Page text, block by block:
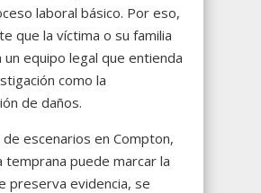
laboral básico. Por eso,
que la víctima o su familia
un equipo legal que entienda
como la
de daños.
escenarios en Compton,
temprana puede marcar la
preserva evidencia, se